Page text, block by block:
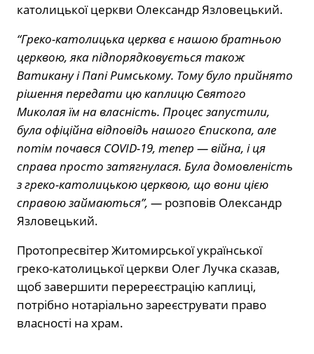
католицької церкви Олександр Язловецький.
“Греко-католицька церква є нашою братньою
церквою, яка підпорядковується також
Ватикану і Папі Римському. Тому було прийнято
рішення передати цю каплицю Святого
Миколая їм на власність. Процес запустили,
була офіційна відповідь нашого Єпископа, але
потім почався COVID-19, тепер — війна, і ця
справа просто затягнулася. Була домовленість
з греко-католицькою церквою, що вони цією
справою займаються”, — розповів Олександр
Язловецький.
Протопресвітер Житомирської української
греко-католицької церкви Олег Лучка сказав,
щоб завершити перереєстрацію каплиці,
потрібно нотаріально зареєструвати право
власності на храм.